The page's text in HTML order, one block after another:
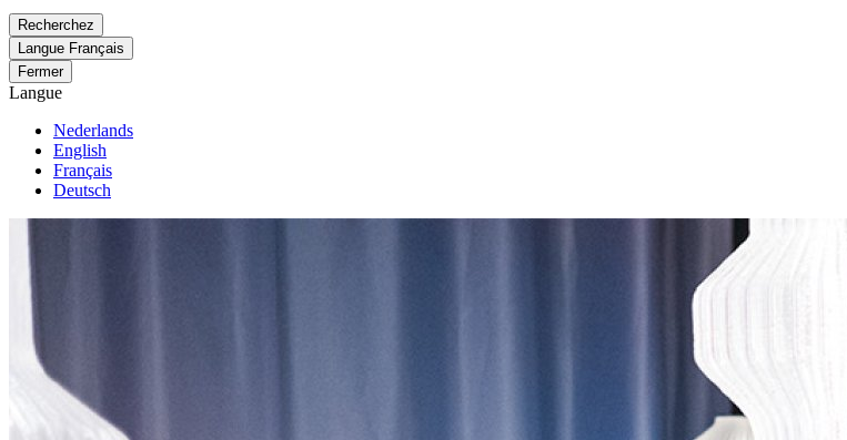
Recherchez
Langue Français
Fermer
Langue
Nederlands
English
Français
Deutsch